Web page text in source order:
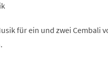
für ein und zwei Cembali